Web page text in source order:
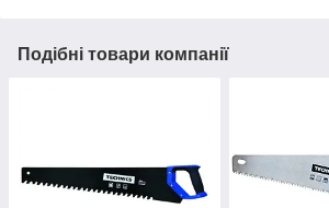
Подібні товари компанії